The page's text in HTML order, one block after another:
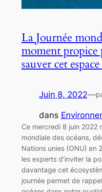
La Journée
moment propice
sauver cet
Juin 8, 2022—
dans
Ce mercredi 8 juin 2022
mondiale des océans,
Nations unies (ONU) en
les experts d’inviter la
davantage cet
journée permet de